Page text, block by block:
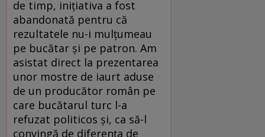
de timp, inițiativa a fost
abandonată pentru că
rezultatele nu-i mulțumeau
pe bucătar și pe patron. Am
asistat direct la prezentarea
unor mostre de iaurt aduse
de un producător român pe
care bucătarul turc l-a
refuzat politicos și, ca să-l
convingă de diferența de